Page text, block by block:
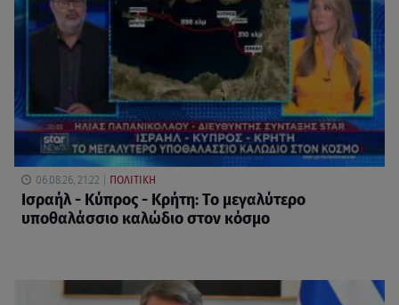
06.08.26, 21:22 ΠΟΛΙΤΙΚΗ
Ισραήλ - Κύπρος - Κρήτη: Το μεγαλύτερο
υποθαλάσσιο καλώδιο στον κόσμο